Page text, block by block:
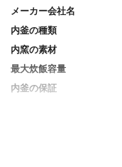
メーカー会社名
内釜の種類
内窯の素材
最大炊飯容量
内釜の保証